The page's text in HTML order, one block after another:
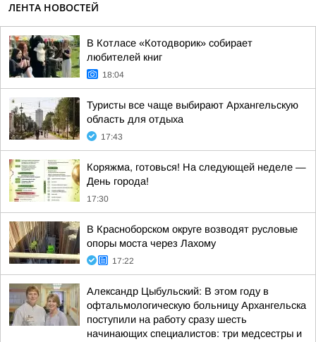
ЛЕНТА НОВОСТЕЙ
В Котласе «Котодворик» собирает
любителей книг
18:04
Туристы все чаще выбирают Архангельскую
область для отдыха
17:43
Коряжма, готовься! На следующей неделе —
День города!
17:30
В Красноборском округе возводят русловые
опоры моста через Лахому
17:22
Александр Цыбульский: В этом году в
офтальмологическую больницу Архангельска
поступили на работу сразу шесть
начинающих специалистов: три медсестры и